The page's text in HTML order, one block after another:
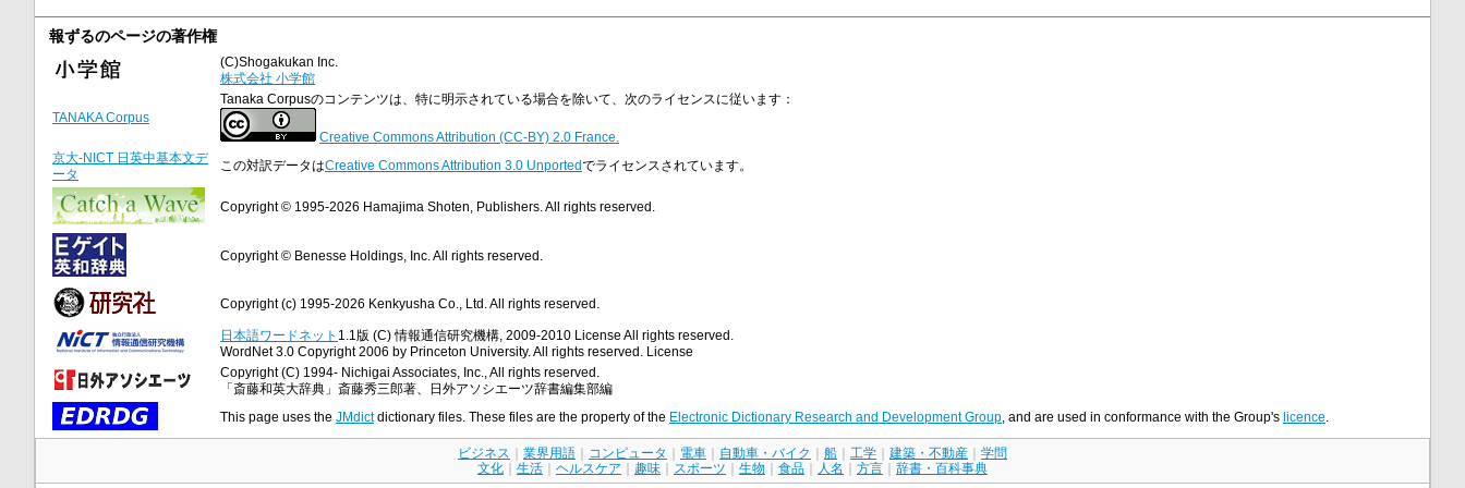
報ずるのページの著作権
(C)Shogakukan Inc.
株式会社 小学館
TANAKA Corpus
Tanaka Corpusのコンテンツは、特に明示されている場合を除いて、次のライセンスに従います：
Creative Commons Attribution (CC-BY) 2.0 France.
京大-NICT 日英中基本文デ
ータ
この対訳データはCreative Commons Attribution 3.0 Unportedでライセンスされています。
Copyright © 1995-2026 Hamajima Shoten, Publishers. All rights reserved.
Copyright © Benesse Holdings, Inc. All rights reserved.
Copyright (c) 1995-2026 Kenkyusha Co., Ltd. All rights reserved.
日本語ワードネット 1.1版 (C) 情報通信研究機構, 2009-2010 License All rights reserved.
WordNet 3.0 Copyright 2006 by Princeton University. All rights reserved. License
Copyright (C) 1994- Nichigai Associates, Inc., All rights reserved.
「斎藤和英大辞典」斎藤秀三郎著、日外アソシエーツ辞書編集部編
This page uses the JMdictdictionary files. These files are the property of the Electronic Dictionary Research and Development Group , and are used in conformance with the Group's licence
ビジネス 業界用語 コンピュータ 電車 自動車・バイク 船 工学 建築・不動産
学問
文化
生活 ヘルスケア 趣味 スポーツ 生物 食品 人名 方言 辞書・百科事典